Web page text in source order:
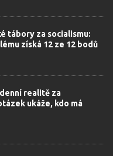
tábory za socialismu:
získá 12 ze 12 bodů
realitě za
ukáže, kdo má